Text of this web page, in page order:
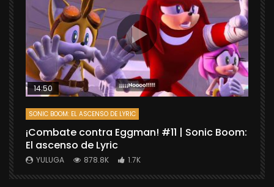
14:50
SONIC BOOM: EL ASCENSO DE LYRIC
¡Combate contra Eggman! #11 | Sonic Boom:
El ascenso de Lyric
YULUGA 878.8K 1.7K